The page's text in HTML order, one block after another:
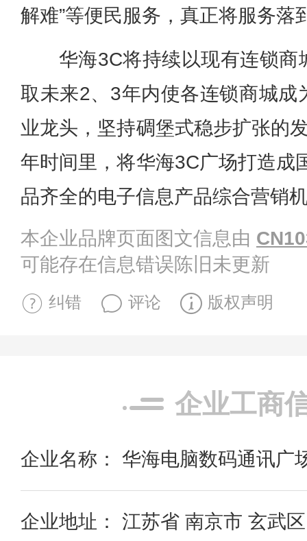
解难”等便民服务，真正将服务落
华海3C将持续以现有连锁商
取未来2、3年内使各连锁商城成
业龙头，坚持碉堡式稳步扩张的
年时间里，将华海3C广场打造成
品齐全的电子信息产品综合营销
本企业品牌页面图文信息由
可能存在信息错误陈旧未更新
纠错 评论 版权声明
企业工商
企业名称： 华海电脑数码通讯广
企业地址： 江苏省 南京市 玄武